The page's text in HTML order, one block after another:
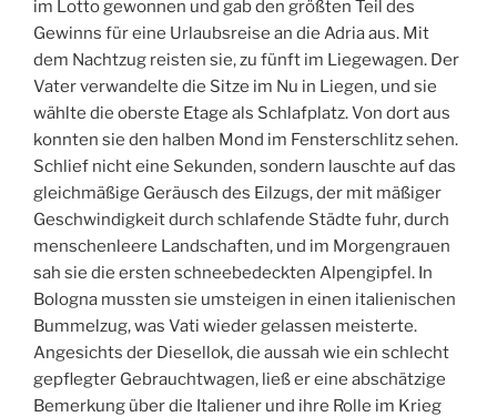
im Lotto gewonnen und gab den größten Teil des
Gewinns für eine Urlaubsreise an die Adria aus. Mit
dem Nachtzug reisten sie, zu fünft im Liegewagen. Der
Vater verwandelte die Sitze im Nu in Liegen, und sie
wählte die oberste Etage als Schlafplatz. Von dort aus
konnten sie den halben Mond im Fensterschlitz sehen.
Schlief nicht eine Sekunden, sondern lauschte auf das
gleichmäßige Geräusch des Eilzugs, der mit mäßiger
Geschwindigkeit durch schlafende Städte fuhr, durch
menschenleere Landschaften, und im Morgengrauen
sah sie die ersten schneebedeckten Alpengipfel. In
Bologna mussten sie umsteigen in einen italienischen
Bummelzug, was Vati wieder gelassen meisterte.
Angesichts der Diesellok, die aussah wie ein schlecht
gepflegter Gebrauchtwagen, ließ er eine abschätzige
Bemerkung über die Italiener und ihre Rolle im Krieg